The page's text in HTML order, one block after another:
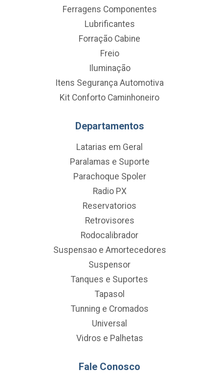
Ferragens Componentes
Lubrificantes
Forração Cabine
Freio
Iluminação
Itens Segurança Automotiva
Kit Conforto Caminhoneiro
Departamentos
Latarias em Geral
Paralamas e Suporte
Parachoque Spoler
Radio PX
Reservatorios
Retrovisores
Rodocalibrador
Suspensao e Amortecedores
Suspensor
Tanques e Suportes
Tapasol
Tunning e Cromados
Universal
Vidros e Palhetas
Fale Conosco